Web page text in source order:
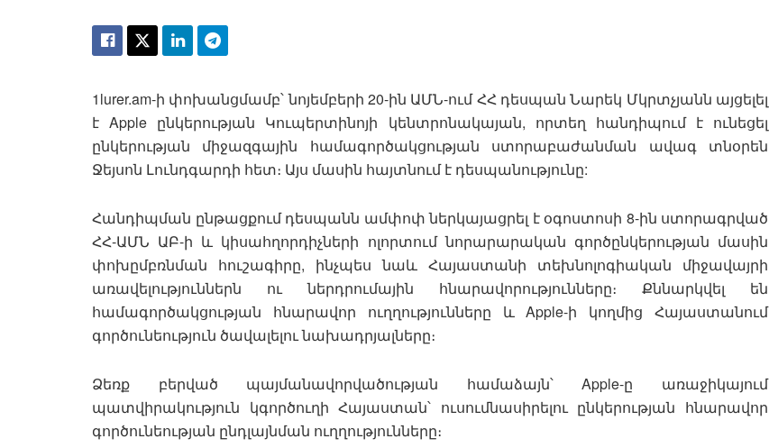
1lurer.am-ի փոխանցմամբ՝ նոյեմբերի 20-ին ԱՄՆ-ում ՀՀ դեսպան Նարեկ Մկրտչյանն այցելել
է Apple ընկերության Կուպերտինոյի կենտրոնակայան, որտեղ հանդիպում է ունեցել
ընկերության միջազգային համագործակցության ստորաբաժանման ավագ տնօրեն
Ջեյսոն Լունդգարդի հետ։ Այս մասին հայտնում է դեսպանությունը:
Հանդիպման ընթացքում դեսպանն ամփոփ ներկայացրել է օգոստոսի 8-ին ստորագրված
ՀՀ-ԱՄՆ ԱԲ-ի և կիսահղորդիչների ոլորտում նորարարական գործընկերության մասին
փոխըմբռնման հուշագիրը, ինչպես նաև Հայաստանի տեխնոլոգիական միջավայրի
առավելություններն ու ներդրումային հնարավորությունները։ Քննարկվել են
համագործակցության հնարավոր ուղղությունները և Apple-ի կողմից Հայաստանում
գործունեություն ծավալելու նախադրյալները։
Ձեռք բերված պայմանավորվածության համաձայն՝ Apple-ը առաջիկայում
պատվիրակություն կգործուղի Հայաստան՝ ուսումնասիրելու ընկերության հնարավոր
գործունեության ընդլայնման ուղղությունները։